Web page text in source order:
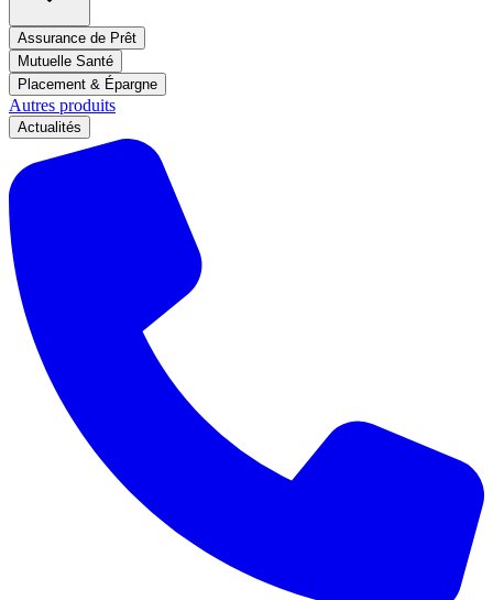
Assurance de Prêt
Mutuelle Santé
Placement & Épargne
Autres produits
Actualités